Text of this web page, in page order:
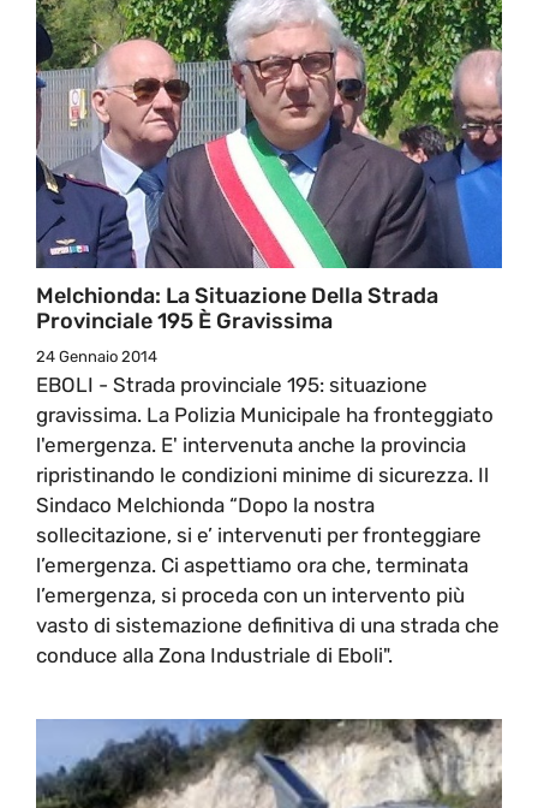
Melchionda: La Situazione Della Strada
Provinciale 195 È Gravissima
24 Gennaio 2014
EBOLI - Strada provinciale 195: situazione
gravissima. La Polizia Municipale ha fronteggiato
l'emergenza. E' intervenuta anche la provincia
ripristinando le condizioni minime di sicurezza. Il
Sindaco Melchionda “Dopo la nostra
sollecitazione, si e’ intervenuti per fronteggiare
l’emergenza. Ci aspettiamo ora che, terminata
l’emergenza, si proceda con un intervento più
vasto di sistemazione definitiva di una strada che
conduce alla Zona Industriale di Eboli".